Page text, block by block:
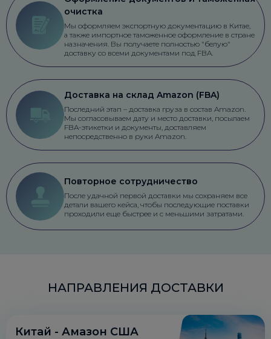
очистка
Мы оформляем экспортную документацию в Китае,
а также импортное таможенное оформление в стране
назначения. Вы получаете полностью "белую"
доставку со всеми документами под FBA.
Доставка на склад Amazon (FBA)
Последний этап – доставка груза в состав Amazon.
Мы согласовываем дату и место доставки, посылаем
FBA-этикетки и документы, доставляем
непосредственно в руки Amazon.
Повторное сотрудничество
После удачной первой доставки мы сохраняем все
детали вашего кейса, чтобы последующие поставки
проходили еще быстрее и с меньшими затратами.
НАПРАВЛЕНИЯ ДОСТАВКИ
Китай - Амазон США